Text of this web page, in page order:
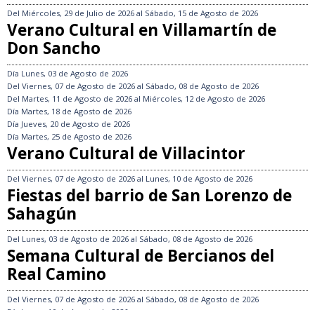
Del Miércoles, 29 de Julio de 2026 al Sábado, 15 de Agosto de 2026
Verano Cultural en Villamartín de
Don Sancho
Día Lunes, 03 de Agosto de 2026
Del Viernes, 07 de Agosto de 2026 al Sábado, 08 de Agosto de 2026
Del Martes, 11 de Agosto de 2026 al Miércoles, 12 de Agosto de 2026
Día Martes, 18 de Agosto de 2026
Día Jueves, 20 de Agosto de 2026
Día Martes, 25 de Agosto de 2026
Verano Cultural de Villacintor
Del Viernes, 07 de Agosto de 2026 al Lunes, 10 de Agosto de 2026
Fiestas del barrio de San Lorenzo de
Sahagún
Del Lunes, 03 de Agosto de 2026 al Sábado, 08 de Agosto de 2026
Semana Cultural de Bercianos del
Real Camino
Del Viernes, 07 de Agosto de 2026 al Sábado, 08 de Agosto de 2026